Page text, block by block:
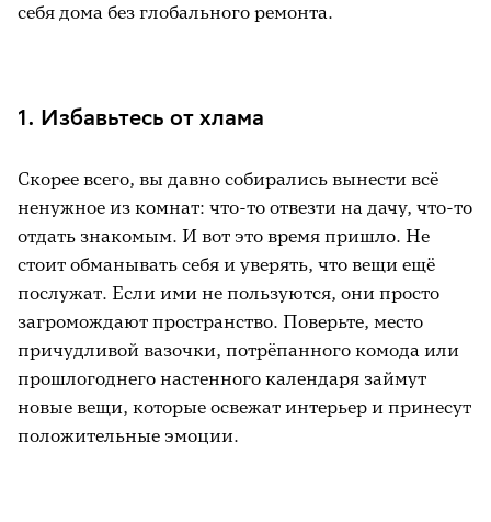
себя дома без глобального ремонта.
1. Избавьтесь от хлама
Скорее всего, вы давно собирались вынести всё
ненужное из комнат: что-то отвезти на дачу, что-то
отдать знакомым. И вот это время пришло. Не
стоит обманывать себя и уверять, что вещи ещё
послужат. Если ими не пользуются, они просто
загромождают пространство. Поверьте, место
причудливой вазочки, потрёпанного комода или
прошлогоднего настенного календаря займут
новые вещи, которые освежат интерьер и принесут
положительные эмоции.